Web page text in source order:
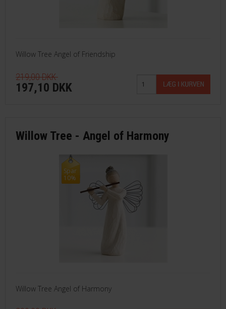
Willow Tree Angel of Friendship
219,00 DKK
197,10 DKK
Willow Tree - Angel of Harmony
Spar
10%
Willow Tree Angel of Harmony